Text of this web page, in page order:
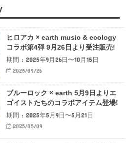
ヒロアカ × earth music & ecology
コラボ第4弾 9月26日より受注販売!
期間 : 2025年9月26日〜10月15日
2025/09/26
ブルーロック × earth 5月9日よりエ
ゴイストたちのコラボアイテム登場!
期間 : 2025年5月9日〜5月21日
2025/05/09